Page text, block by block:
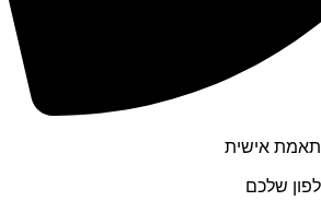
אישית
שלכם